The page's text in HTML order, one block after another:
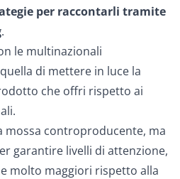
per raccontarli tramite
.
le multinazionali
di mettere in luce la
che offri rispetto ai
mossa controproducente, ma
garantire livelli di attenzione,
molto maggiori rispetto alla